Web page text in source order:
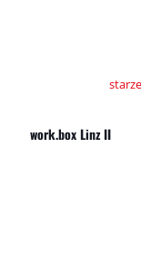
work.box Linz II